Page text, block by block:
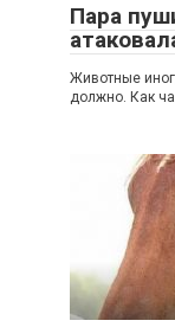
Пара
Животные
должно. Как